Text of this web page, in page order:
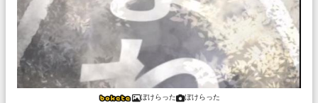
ぼけらった ぼけらった